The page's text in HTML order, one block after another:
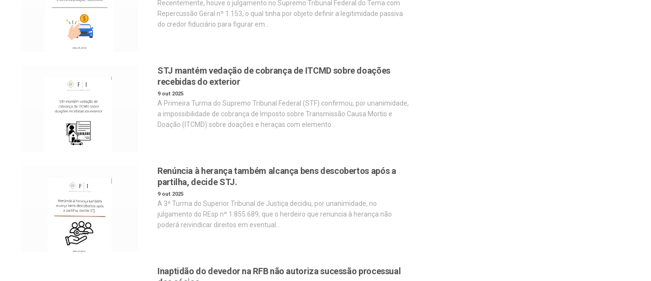
Recentemente, houve o julgamento no Supremo Tribunal Federal do Tema com
Repercussão Geral nº 1.153, o qual tinha por objeto definir a legitimidade passiva
do credor fiduciário para figurar em…
STJ mantém vedação de cobrança de ITCMD sobre doações
recebidas do exterior
9 out 2025
A Primeira Turma do Supremo Tribunal Federal (STF) confirmou, por unanimidade,
a impossibilidade de cobrança de Imposto sobre Transmissão Causa Mortis e
Doação (ITCMD) sobre doações e heraças com elemento…
Renúncia à herança também alcança bens descobertos após a
partilha, decide STJ.
9 out 2025
A 3ª Turma do Superior Tribunal de Justiça decidiu, por unanimidade, no
julgamento do REsp nº 1.855.689, que o herdeiro que renuncia à herança não
poderá reivindicar direitos em eventual…
Inaptidão do devedor na RFB não autoriza sucessão processual